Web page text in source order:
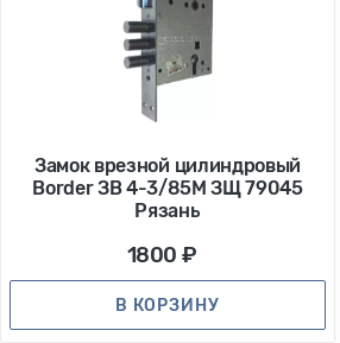
Замок врезной цилиндровый
Border ЗВ 4-3/85М ЗЩ 79045
Рязань
1800 ₽
В КОРЗИНУ